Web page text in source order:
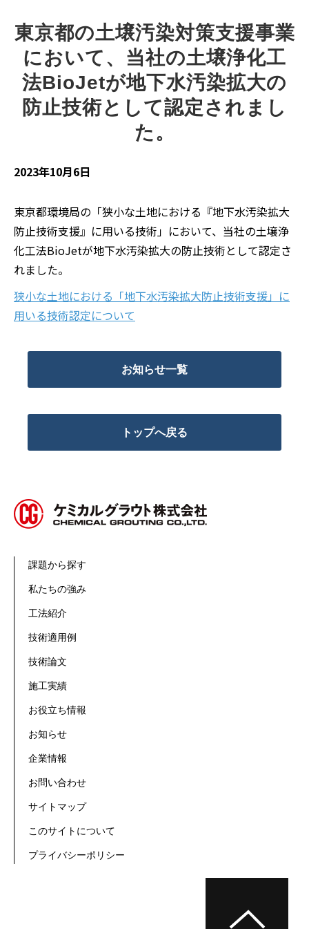
東京都の土壌汚染対策支援事業
において、当社の土壌浄化工
法BioJetが地下水汚染拡大の
防止技術として認定されまし
た。
2023年10月6日
東京都環境局の「狭小な土地における『地下水汚染拡大
防止技術支援』に用いる技術」において、当社の土壌浄
化工法BioJetが地下水汚染拡大の防止技術として認定さ
れました。
狭小な土地における「地下水汚染拡大防止技術支援」に
用いる技術認定について
お知らせ一覧
トップへ戻る
課題から探す
私たちの強み
工法紹介
技術適用例
技術論文
施工実績
お役立ち情報
お知らせ
企業情報
お問い合わせ
サイトマップ
このサイトについて
プライバシーポリシー